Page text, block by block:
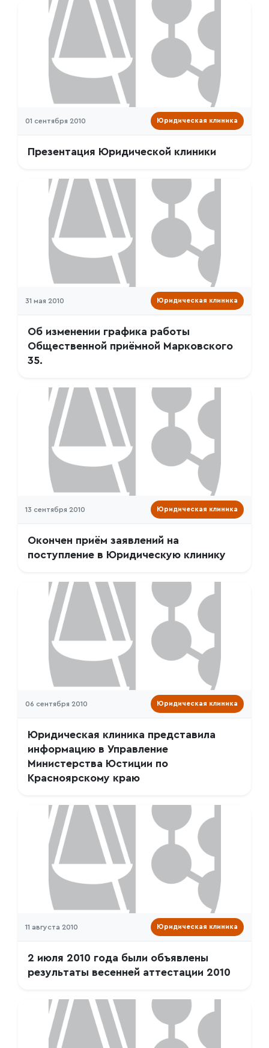
01 сентября 2010 Юридическая клиника
Презентация Юридической клиники
31 мая 2010 Юридическая клиника
Об изменении графика работы
Общественной приёмной Марковского
35.
13 сентября 2010 Юридическая клиника
Окончен приём заявлений на
поступление в Юридическую клинику
06 сентября 2010 Юридическая клиника
Юридическая клиника представила
информацию в Управление
Министерства Юстиции по
Красноярскому краю
11 августа 2010 Юридическая клиника
2 июля 2010 года были объявлены
результаты весенней аттестации 2010